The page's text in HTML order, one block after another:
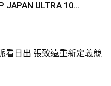
JAPAN ULTRA 10...
看日出 張致遠重新定義競